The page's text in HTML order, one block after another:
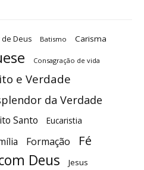
de Deus Batismo Carisma
Consagração de vida
e Verdade
da Verdade
Santo Eucaristia
Formação Fé
Deus Jesus